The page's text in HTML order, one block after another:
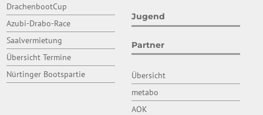
DrachenbootCup
Azubi-Drabo-Race
Saalvermietung
Übersicht Termine
Nürtinger Bootspartie
Jugend
Partner
Übersicht
metabo
AOK